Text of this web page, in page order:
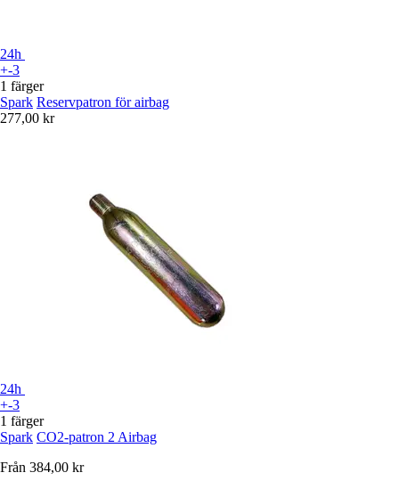
24h
+-3
1 färger
Spark Reservpatron för airbag
277,00 kr
24h
+-3
1 färger
Spark CO2-patron 2 Airbag
Från 384,00 kr